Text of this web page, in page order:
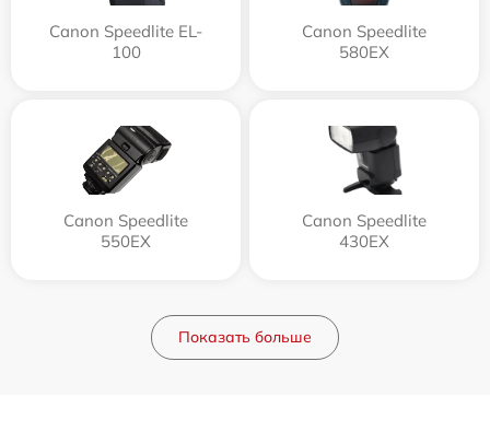
Canon Speedlite EL-
100
Canon Speedlite
580EX
Canon Speedlite
550EX
Canon Speedlite
430EX
Показать больше